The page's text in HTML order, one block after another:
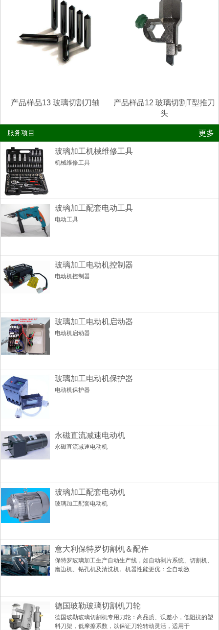
产品样品13 玻璃切割刀轴
产品样品12 玻璃切割T型推刀
头
服务项目 更多
玻璃加工机械维修工具
机械维修工具
玻璃加工配套电动工具
电动工具
玻璃加工电动机控制器
电动机控制器
玻璃加工电动机启动器
电动机启动器
玻璃加工电动机保护器
电动机保护器
永磁直流减速电动机
永磁直流减速电动机
玻璃加工配套电动机
玻璃加工配套电动机
意大利保特罗切割机＆配件
保特罗玻璃加工生产自动生产线，如自动剥片系统、切割机、
磨边机、钻孔机及清洗机。机器性能更优：全自动激
德国玻勒玻璃切割机刀轮
德国玻勒玻璃切割机专用刀轮：高品质、误差小，低阻抗的塑
料刀架，低摩擦系数，以保证刀轮转动灵活，适用于